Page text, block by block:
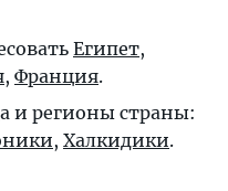
Египет,
, Франция.
и регионы страны:
, Халкидики.